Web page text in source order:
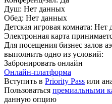
Душ: Нет данных
Обед: Нет данных
Детская игровая комната: Нет
Электронная карта
Для посещения бизнес залов
выполнить одно из условий:
Забронировать онлайн
Онлайн-платформа
Вступить в Priority Pass или
Пользоваться премиальными
данную опцию